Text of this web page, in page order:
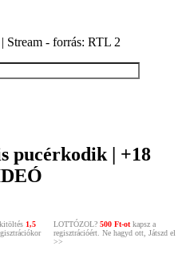
Stream - forrás: RTL 2
pucérkodik | +18
1,5
LOTTÓZOL? 500 Ft-otkapsz a
regisztrációért. Ne hagyd ott, Játszd el
>>